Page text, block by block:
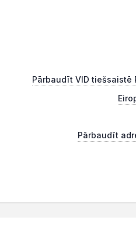
Pārbaudīt VID tiešsaistē
Pārbaudīt